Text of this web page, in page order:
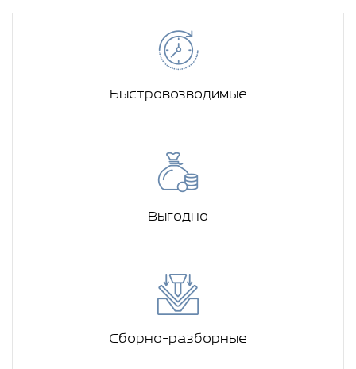
Быстровозводимые
Выгодно
Сборно-разборные